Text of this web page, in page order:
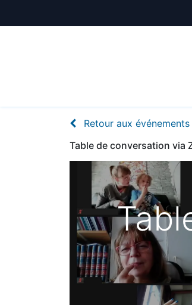
Retour aux événements
Table de conversation via